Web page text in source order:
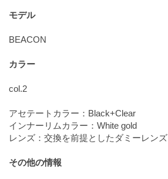
モデル
BEACON
カラー
col.2
アセテートカラー：Black+Clear
インナーリムカラー：White gold
レンズ：交換を前提としたダミーレンズ
その他の情報